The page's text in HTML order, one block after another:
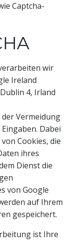
Captcha-
wir
Ireland
4, Irland
Vermeidung
Dabei
Cookies, die
ihres
Dienst die
von Google
auf Ihrem
gespeichert.
ist Ihre